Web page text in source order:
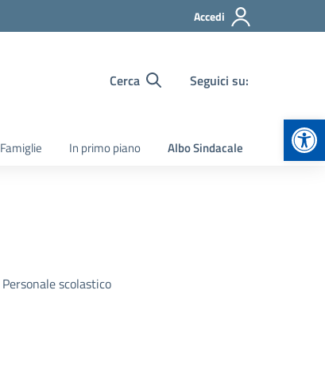
Accedi
Cerca Seguici su:
Famiglie In primo piano Albo Sindacale
Personale scolastico